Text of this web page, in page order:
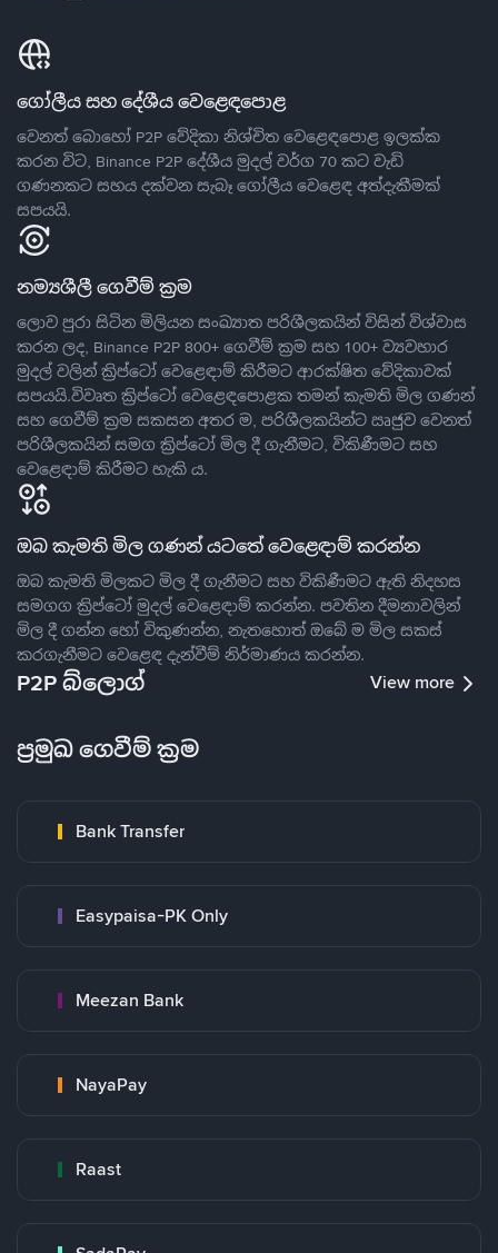
ගෝලීය සහ දේශීය වෙළෙඳපොළ
වෙනත් බොහෝ P2P වේදිකා නිශ්චිත වෙළෙඳපොළ ඉලක්ක
කරන විට, Binance P2P දේශීය මුදල් වර්ග 70 කට වැඩි
ගණනකට සහය දක්වන සැබෑ ගෝලීය වෙළෙඳ අත්දැකීමක්
සපයයි.
නම්‍යශීලී ගෙවීම් ක්‍රම
ලොව පුරා සිටින මිලියන සංඛ්‍යාත පරිශීලකයින් විසින් විශ්වාස
කරන ලද, Binance P2P 800+ ගෙවීම් ක්‍රම සහ 100+ ව්‍යවහාර
මුදල් වලින් ක්‍රිප්ටෝ වෙළෙඳාම් කිරීමට ආරක්ෂිත වේදිකාවක්
සපයයි.විවෘත ක්‍රිප්ටෝ වෙළෙඳපොළක තමන් කැමති මිල ගණන්
සහ ගෙවීම් ක්‍රම සකසන අතර ම, පරිශීලකයින්ට ඍජුව වෙනත්
පරිශීලකයින් සමග ක්‍රිප්ටෝ මිල දී ගැනීමට, විකිණීමට සහ
වෙළෙඳාම් කිරීමට හැකි ය.
ඔබ කැමති මිල ගණන් යටතේ වෙළෙඳාම් කරන්න
ඔබ කැමති මිලකට මිල දී ගැනීමට සහ විකිණීමට ඇති නිදහස
සමගග ක්‍රිප්ටෝ මුදල් වෙළෙඳාම් කරන්න. පවතින දීමනාවලින්
මිල දී ගන්න හෝ විකුණන්න, නැතහොත් ඔබේ ම මිල සකස්
කරගැනීමට වෙළෙඳ දැන්වීම් නිර්මාණය කරන්න.
P2P බ්ලොග් View more
ප්‍රමුඛ ගෙවීම් ක්‍රම
Bank Transfer
Easypaisa-PK Only
Meezan Bank
NayaPay
Raast